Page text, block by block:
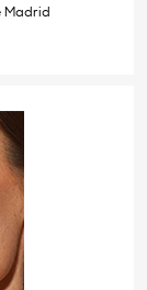
Madrid